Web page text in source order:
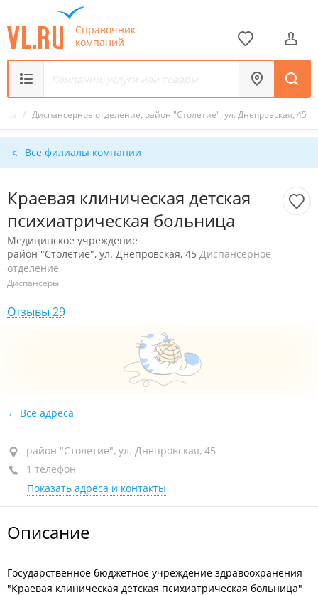
Справочник
компаний
/ Диспансерное отделение, район "Столетие", ул. Днепровская, 45
Все филиалы компании
Краевая клиническая детская
психиатрическая больница
Медицинское учреждение
район "Столетие", ул. Днепровская, 45 Диспансерное
отделение
Диспансеры
Отзывы 29
Все адреса
район "Столетие", ул. Днепровская, 45
1 телефон
Показать адреса и контакты
Описание
Государственное бюджетное учреждение здравоохранения
"Краевая клиническая детская психиатрическая больница"